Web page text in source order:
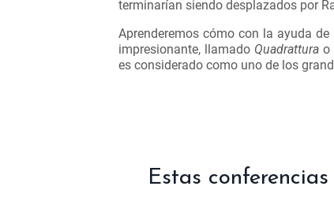
terminarían siendo desplazados por
Aprenderemos cómo con la ayuda
impresionante, llamado Quadratturao
es considerado como uno de los
Estas